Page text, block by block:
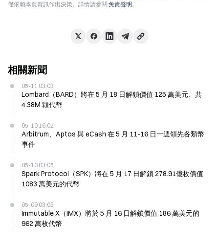
僅依賴本頁資訊作出決策。詳情請參閱 免責聲明。
相關新聞
05-11 03:03
Lombard（BARD）將在 5 月 18 日解鎖價值 125 萬美元、共
4.38M 顆代幣
05-10 16:02
Arbitrum、Aptos 與 eCash 在 5 月 11-16 日一週領先各類幣
事件
05-10 03:05
Spark Protocol（SPK）將在 5 月 17 日解鎖 278.91億枚價值
1083 萬美元的代幣
05-09 03:03
Immutable X（IMX）將於 5 月 16 日解鎖價值 186 萬美元的
962 萬枚代幣